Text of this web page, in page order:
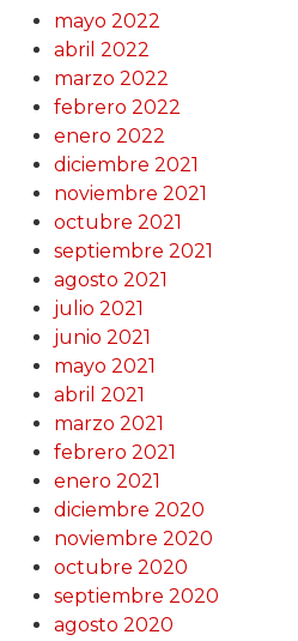
mayo 2022
abril 2022
marzo 2022
febrero 2022
enero 2022
diciembre 2021
noviembre 2021
octubre 2021
septiembre 2021
agosto 2021
julio 2021
junio 2021
mayo 2021
abril 2021
marzo 2021
febrero 2021
enero 2021
diciembre 2020
noviembre 2020
octubre 2020
septiembre 2020
agosto 2020